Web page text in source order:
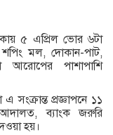
৫ এপ্রিল ভোর ৬টা
শপিং মল, দোকান-পাট,
আরোপের পাশাপাশি
সংক্রান্ত প্রজ্ঞাপনে ১১
আদালত, ব্যাংক জরুরি
হয়।